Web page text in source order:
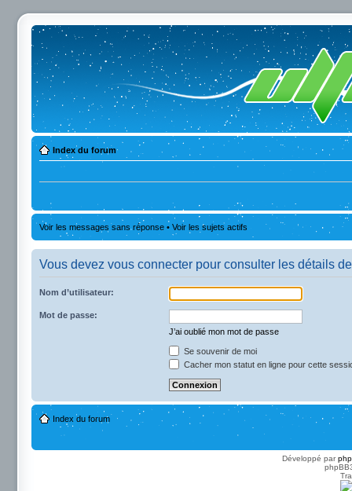
Index du forum
Voir les messages sans réponse • Voir les sujets actifs
Vous devez vous connecter pour consulter les détails
Nom d’utilisateur:
Mot de passe:
J’ai oublié mon mot de passe
Se souvenir de moi
Cacher mon statut en ligne pour cette
Index du forum
Développé par